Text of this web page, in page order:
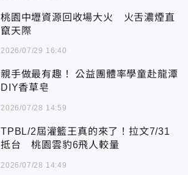
桃園中壢資源回收場大火 火舌濃煙直
竄天際
2026/07/29 16:40
親手做最有趣！ 公益團體率學童赴龍潭
DIY香草皂
2026/07/28 14:59
TPBL/2屆灌籃王真的來了！拉文7/31
抵台 桃園雲豹6飛人較量
2026/07/28 14:49